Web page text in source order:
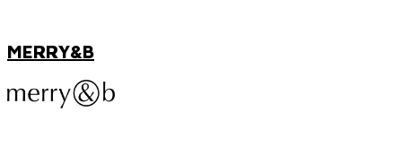
MERRY&B